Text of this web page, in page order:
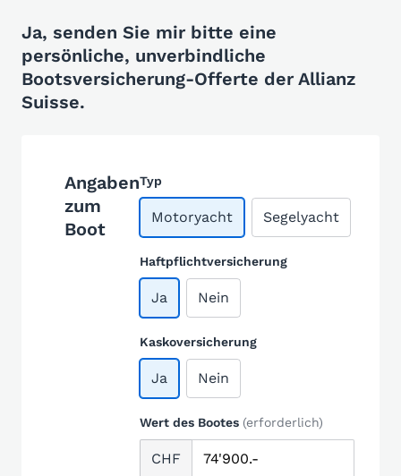
Ja, senden Sie mir bitte eine
persönliche, unverbindliche
Bootsversicherung-Offerte der Allianz
Suisse.
Angaben
zum
Boot
Typ
Motoryacht Segelyacht
Haftpflichtversicherung
Ja Nein
Kaskoversicherung
Ja Nein
Wert des Bootes (erforderlich)
CHF